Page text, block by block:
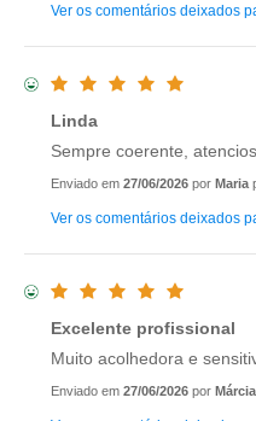
Ver os comentários deixados
Linda
Sempre coerente,
Enviado em 27/06/2026 por Maria
Ver os comentários deixados
Excelente profissional
Muito acolhedora e
Enviado em 27/06/2026 por Márcia